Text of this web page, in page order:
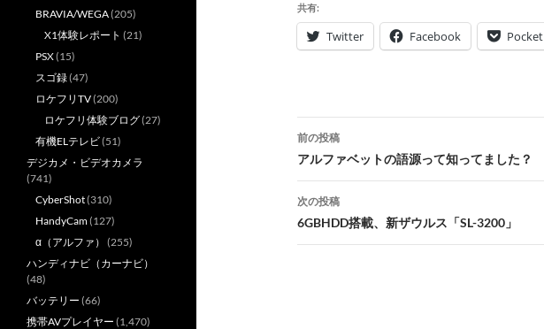
共有:
Twitter Facebook Pocket
投
稿
ナ
ビ
ゲ
前の投稿
アルファベットの語源って知ってました？
次の投稿
6GBHDD搭載、新ザウルス「SL-3200」
BRAVIA/WEGA(205)
X1体験レポート (21)
PSX(15)
スゴ録(47)
ロケフリTV(200)
ロケフリ体験ブログ(27)
有機ELテレビ(51)
デジカメ・ビデオカメラ
(741)
CyberShot(310)
HandyCam(127)
α（アルファ） (255)
ハンディナビ（カーナビ）
(48)
バッテリー (66)
携帯AVプレイヤー (1,470)